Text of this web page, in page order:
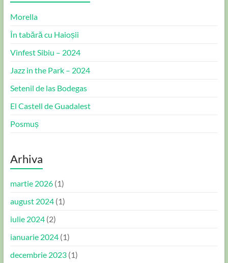
Morella
În tabără cu Haioșii
Vinfest Sibiu – 2024
Jazz in the Park – 2024
Setenil de las Bodegas
El Castell de Guadalest
Posmuș
Arhiva
martie 2026(1)
august 2024(1)
iulie 2024(2)
ianuarie 2024(1)
decembrie 2023(1)